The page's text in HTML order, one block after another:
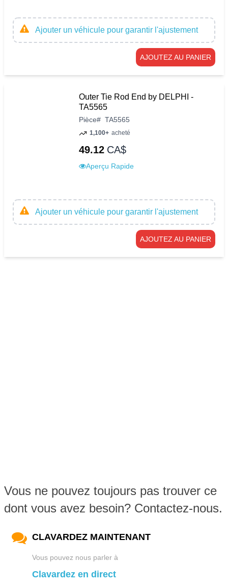
Ajouter un véhicule pour garantir l'ajustement
AJOUTEZ AU PANIER
Outer Tie Rod End by DELPHI -
TA5565
Pièce# TA5565
1,100+ acheté
49.12 CA$
Aperçu Rapide
Ajouter un véhicule pour garantir l'ajustement
AJOUTEZ AU PANIER
Vous ne pouvez toujours pas trouver ce
dont vous avez besoin? Contactez-nous.
CLAVARDEZ MAINTENANT
Vous pouvez nous parler à
Clavardez en direct